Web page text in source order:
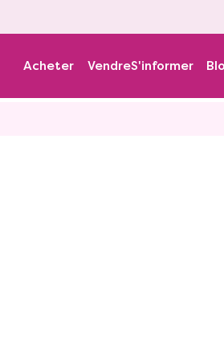
Acheter VendreS'informer